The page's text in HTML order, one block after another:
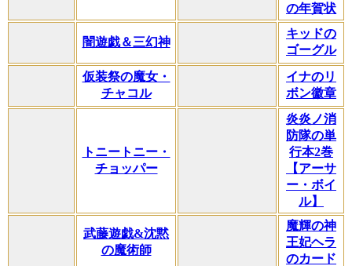
の年賀状
闇遊戯＆三幻神
キッドの
ゴーグル
仮装祭の魔女・
チャコル
イナのリ
ボン徽章
トニートニー・
チョッパー
炎炎ノ消
防隊の単
行本2巻
【アーサ
ー・ボイ
ル】
武藤遊戯&沈黙
の魔術師
魔輝の神
王妃ヘラ
のカード